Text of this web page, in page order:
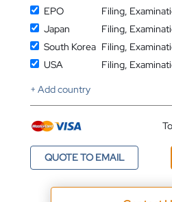
EPO
Filing,
Japan
Filing,
South Korea Filing,
USA
Filing,
+ Add country
QUOTE TO EMAIL